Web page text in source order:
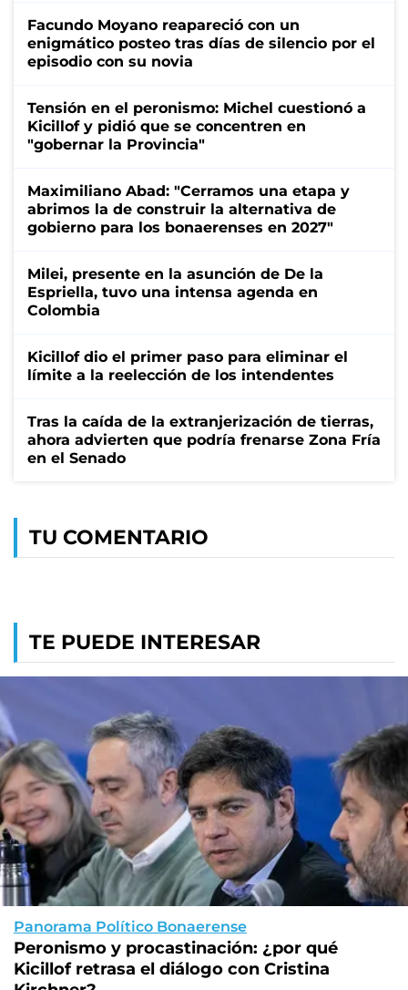
Facundo Moyano reapareció con un
enigmático posteo tras días de silencio por el
episodio con su novia
Tensión en el peronismo: Michel cuestionó a
Kicillof y pidió que se concentren en
"gobernar la Provincia"
Maximiliano Abad: "Cerramos una etapa y
abrimos la de construir la alternativa de
gobierno para los bonaerenses en 2027"
Milei, presente en la asunción de De la
Espriella, tuvo una intensa agenda en
Colombia
Kicillof dio el primer paso para eliminar el
límite a la reelección de los intendentes
Tras la caída de la extranjerización de tierras,
ahora advierten que podría frenarse Zona Fría
en el Senado
TU COMENTARIO
TE PUEDE INTERESAR
Panorama Político Bonaerense
Peronismo y procastinación: ¿por qué
Kicillof retrasa el diálogo con Cristina